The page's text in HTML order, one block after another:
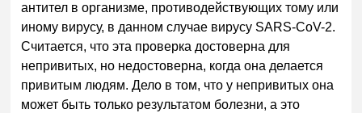
антител в организме, противодействующих тому или
иному вирусу, в данном случае вирусу SARS-CoV-2.
Считается, что эта проверка достоверна для
непривитых, но недостоверна, когда она делается
привитым людям. Дело в том, что у непривитых она
может быть только результатом болезни, а это